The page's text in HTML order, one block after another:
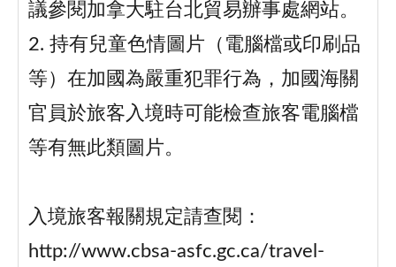
議參閱加拿大駐台北貿易辦事處網站。
2. 持有兒童色情圖片（電腦檔或印刷品
等）在加國為嚴重犯罪行為，加國海關
官員於旅客入境時可能檢查旅客電腦檔
等有無此類圖片。
入境旅客報關規定請查閱：
http://www.cbsa-asfc.gc.ca/travel-